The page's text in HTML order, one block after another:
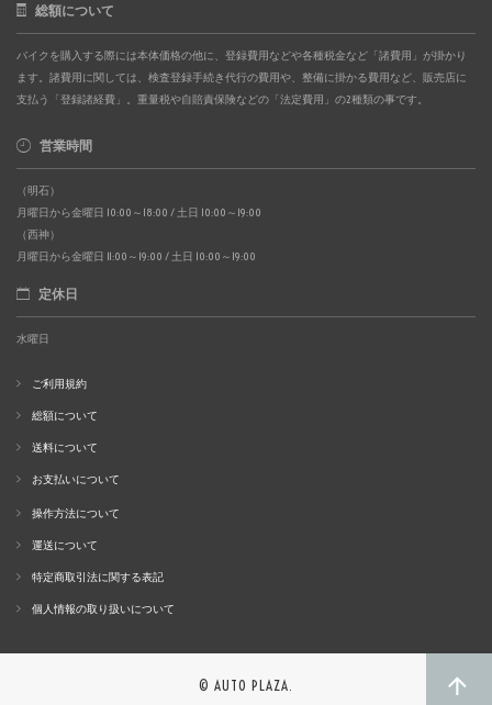
総額について
バイクを購入する際には本体価格の他に、登録費用などや各種税金など「諸費用」が掛かり
ます。諸費用に関しては、検査登録手続き代行の費用や、整備に掛かる費用など、販売店に
支払う「登録諸経費」。重量税や自賠責保険などの「法定費用」の2種類の事です。
営業時間
（明石）
月曜日から金曜日 10:00～18:00 / 土日 10:00～19:00
（西神）
月曜日から金曜日 11:00～19:00 / 土日 10:00～19:00
定休日
水曜日
ご利用規約
総額について
送料について
お支払いについて
操作方法について
運送について
特定商取引法に関する表記
個人情報の取り扱いについて
© AUTO PLAZA.